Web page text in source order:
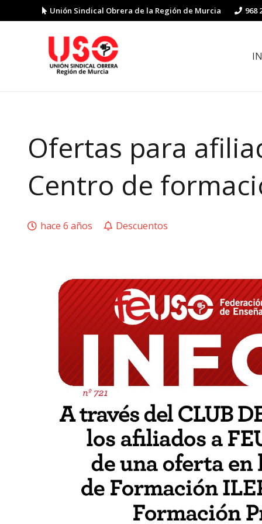
Unión Sindical Obrera de la Región de Murcia 968
Ofertas para
Centro de
hace 6 años Descuentos